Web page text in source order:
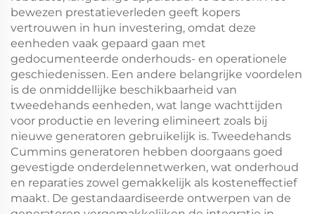
bewezen prestatieverleden geeft kopers
vertrouwen in hun investering, omdat deze
eenheden vaak gepaard gaan met
gedocumenteerde onderhouds- en operationele
geschiedenissen. Een andere belangrijke voordelen
is de onmiddellijke beschikbaarheid van
tweedehands eenheden, wat lange wachttijden
voor productie en levering elimineert zoals bij
nieuwe generatoren gebruikelijk is. Tweedehands
Cummins generatoren hebben doorgaans goed
gevestigde onderdelennetwerken, wat onderhoud
en reparaties zowel gemakkelijk als kosteneffectief
maakt. De gestandaardiseerde ontwerpen van de